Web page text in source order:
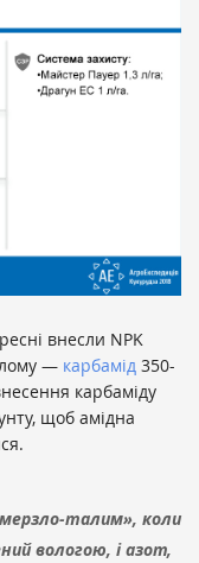
внесли NPK
— карбамід 350-
карбаміду
щоб амідна
талим», коли
вологою, і азот,